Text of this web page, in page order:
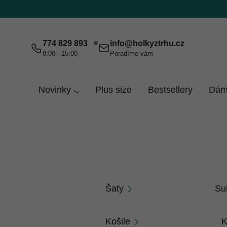
na
774 829 893
8:00 - 15:00
info@ holkyztrhu.cz
Poradíme vám
Novinky Plus size Bestsellery
Šaty
Košile